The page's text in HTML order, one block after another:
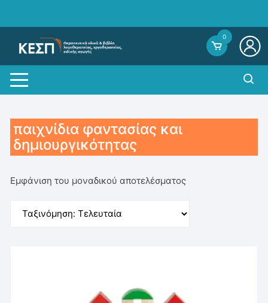
0
παιχνίδια φαντασίας και
δημιουργικότητας
Εμφάνιση του μοναδικού αποτελέσματος